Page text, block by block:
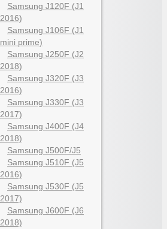
Samsung J120F (J1
2016)
Samsung J106F (J1
mini prime)
Samsung J250F (J2
2018)
Samsung J320F (J3
2016)
Samsung J330F (J3
2017)
Samsung J400F (J4
2018)
Samsung J500F/J5
Samsung J510F (J5
2016)
Samsung J530F (J5
2017)
Samsung J600F (J6
2018)